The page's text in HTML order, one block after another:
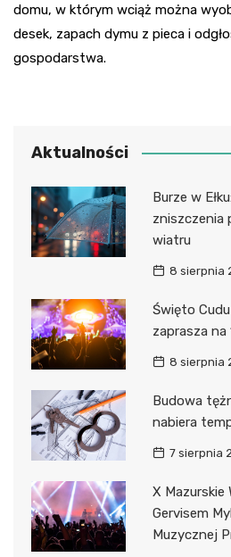
domu, w którym wciąż można
desek, zapach dymu z pieca i
gospodarstwa.
Aktualności
Burze w
zniszczenia
wiatru
8 sierpnia
Święto Cudu
zaprasza na
8 sierpnia
Budowa
nabiera
7 sierpnia
X Mazurskie
Gervisem
Muzycznej